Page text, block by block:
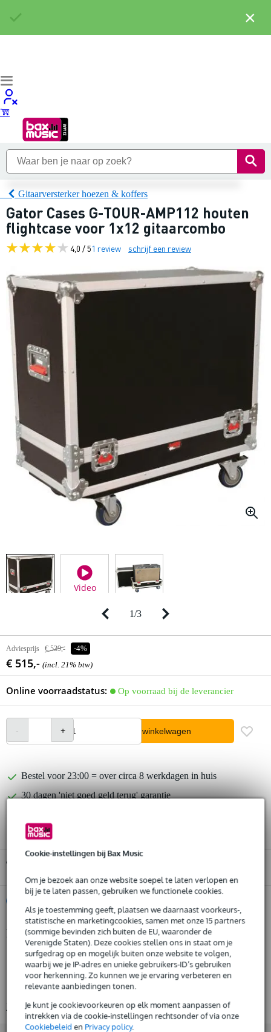
Cookie-instellingen bij Bax Music
Om je bezoek aan onze website soepel te laten verlopen en
bij je te laten passen, gebruiken we functionele cookies.
Als je toestemming geeft, plaatsen we daarnaast voorkeurs-,
statistische en marketingcookies, samen met onze 15 partners
(sommige bevinden zich buiten de EU, waaronder de
Verenigde Staten). Deze cookies stellen ons in staat om je
surfgedrag op en mogelijk buiten onze website te volgen,
waarbij we je IP-adres en unieke gebruikers-ID’s gebruiken
voor herkenning. Zo kunnen we je ervaring verbeteren en
relevante aanbiedingen tonen.
Je kunt je cookievoorkeuren op elk moment aanpassen of
intrekken via de cookie-instellingen rechtsonder of via onze
Cookiebeleiden Privacy policy.
Gitaarversterker hoezen & koffers
Gator Cases G-TOUR-AMP112 houten
flightcase voor 1x12 gitaarcombo
4,0 / 51 review schrijf een review
Video
1/3
Adviesprijs € 539,- -4%
€ 515,- (incl. 21% btw)
Online voorraadstatus: Op voorraad bij de leverancier
In winkelwagen
Bestel voor 23:00 = over circa 8 werkdagen in huis
30 dagen 'niet goed geld terug' garantie
Huur dit product al vanaf 37 euro per maand
Huur meerdere producten tegelijk: min. € 300,- en max.
€ 2.500,-
Gratisthuisbezorgd of op te halen in de winkel
Al na 4 maanden maandelijks opzegbaar
Snelle vervanging door Bax Music bij een defect
Productinformatie
Gator Cases G-TOUR-AMP112
multiplex flightcase voor 1x12 inch gitaarcombo
materiaal: hout
Bekijk alle productspecificaties
×